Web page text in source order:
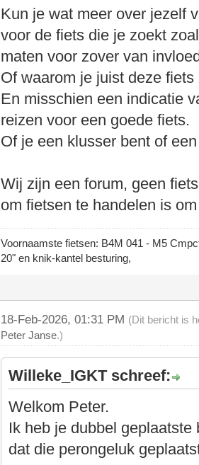
Kun je wat meer over jezelf
voor de fiets die je zoekt
maten voor zover van
Of waarom je juist deze fiets
En misschien een indicatie
reizen voor een goede fiets.
Of je een klusser bent of
Wij zijn een forum, geen
om fietsen te handelen is
Voornaamste fietsen: B4M 041 - M5
20" en knik-kantel besturing,
18-Feb-2026, 01:31 PM (Dit bericht is
Peter Janse.)
Willeke_IGKT schreef:
Welkom Peter.
Ik heb je dubbel
dat die perongeluk